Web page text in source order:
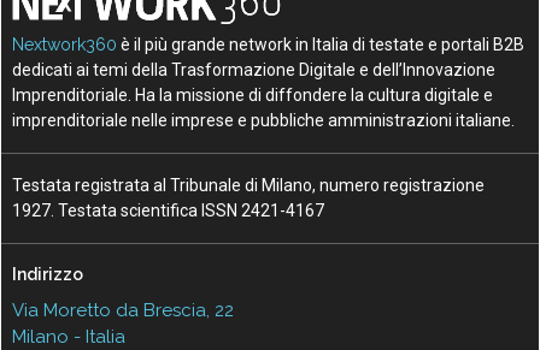
Nextwork360 è il più grande network in Italia di testate e portali B2B
dedicati ai temi della Trasformazione Digitale e dell’Innovazione
Imprenditoriale. Ha la missione di diffondere la cultura digitale e
imprenditoriale nelle imprese e pubbliche amministrazioni italiane.
Testata registrata al Tribunale di Milano, numero registrazione
1927. Testata scientifica ISSN 2421-4167
Indirizzo
Via Moretto da Brescia, 22
Milano - Italia